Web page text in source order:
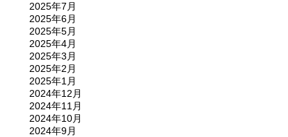
2025年7月
2025年6月
2025年5月
2025年4月
2025年3月
2025年2月
2025年1月
2024年12月
2024年11月
2024年10月
2024年9月